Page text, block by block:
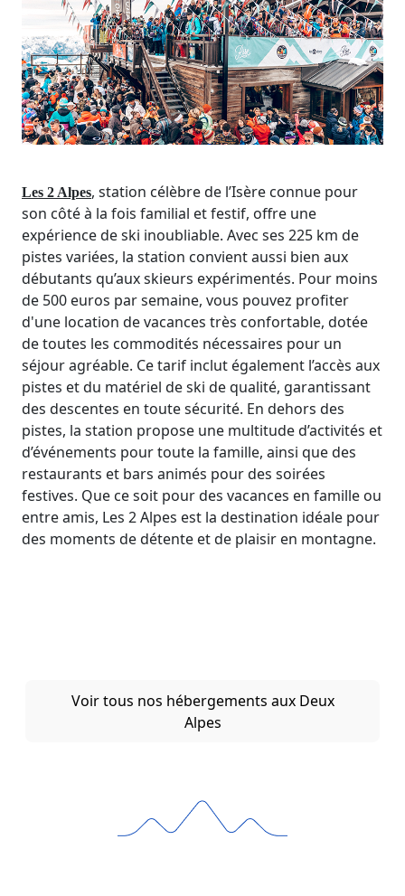
Les 2 Alpes, station célèbre de l’Isère connue pour
son côté à la fois familial et festif, offre une
expérience de ski inoubliable. Avec ses 225 km de
pistes variées, la station convient aussi bien aux
débutants qu’aux skieurs expérimentés. Pour moins
de 500 euros par semaine, vous pouvez profiter
d'une location de vacances très confortable, dotée
de toutes les commodités nécessaires pour un
séjour agréable. Ce tarif inclut également l’accès aux
pistes et du matériel de ski de qualité, garantissant
des descentes en toute sécurité. En dehors des
pistes, la station propose une multitude d’activités et
d’événements pour toute la famille, ainsi que des
restaurants et bars animés pour des soirées
festives. Que ce soit pour des vacances en famille ou
entre amis, Les 2 Alpes est la destination idéale pour
des moments de détente et de plaisir en montagne.
Voir tous nos hébergements aux Deux
Alpes